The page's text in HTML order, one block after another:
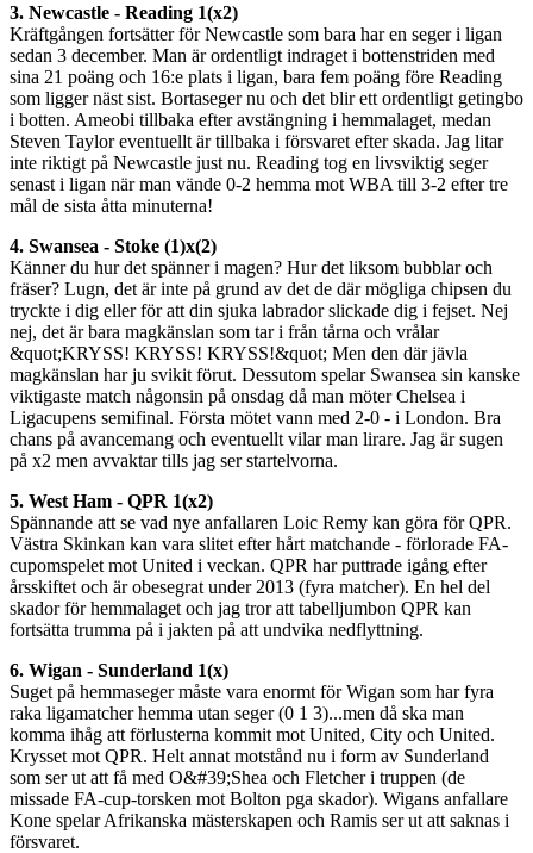
3. Newcastle - Reading 1(x2)
Kräftgången fortsätter för Newcastle som bara har en seger i ligan
sedan 3 december. Man är ordentligt indraget i bottenstriden med
sina 21 poäng och 16:e plats i ligan, bara fem poäng före Reading
som ligger näst sist. Bortaseger nu och det blir ett ordentligt getingbo
i botten. Ameobi tillbaka efter avstängning i hemmalaget, medan
Steven Taylor eventuellt är tillbaka i försvaret efter skada. Jag litar
inte riktigt på Newcastle just nu. Reading tog en livsviktig seger
senast i ligan när man vände 0-2 hemma mot WBA till 3-2 efter tre
mål de sista åtta minuterna!
4. Swansea - Stoke (1)x(2)
Känner du hur det spänner i magen? Hur det liksom bubblar och
fräser? Lugn, det är inte på grund av det de där mögliga chipsen du
tryckte i dig eller för att din sjuka labrador slickade dig i fejset. Nej
nej, det är bara magkänslan som tar i från tårna och vrålar
&quot;KRYSS! KRYSS! KRYSS!&quot; Men den där jävla
magkänslan har ju svikit förut. Dessutom spelar Swansea sin kanske
viktigaste match någonsin på onsdag då man möter Chelsea i
Ligacupens semifinal. Första mötet vann med 2-0 - i London. Bra
chans på avancemang och eventuellt vilar man lirare. Jag är sugen
på x2 men avvaktar tills jag ser startelvorna.
5. West Ham - QPR 1(x2)
Spännande att se vad nye anfallaren Loic Remy kan göra för QPR.
Västra Skinkan kan vara slitet efter hårt matchande - förlorade FA-
cupomspelet mot United i veckan. QPR har puttrade igång efter
årsskiftet och är obesegrat under 2013 (fyra matcher). En hel del
skador för hemmalaget och jag tror att tabelljumbon QPR kan
fortsätta trumma på i jakten på att undvika nedflyttning.
6. Wigan - Sunderland 1(x)
Suget på hemmaseger måste vara enormt för Wigan som har fyra
raka ligamatcher hemma utan seger (0 1 3)...men då ska man
komma ihåg att förlusterna kommit mot United, City och United.
Krysset mot QPR. Helt annat motstånd nu i form av Sunderland
som ser ut att få med O&#39;Shea och Fletcher i truppen (de
missade FA-cup-torsken mot Bolton pga skador). Wigans anfallare
Kone spelar Afrikanska mästerskapen och Ramis ser ut att saknas i
försvaret.